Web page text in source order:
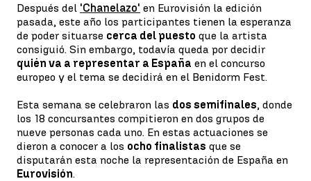
Después del 'Chanelazo' en Eurovisión la edición
pasada, este año los participantes tienen la esperanza
de poder situarse cerca del puesto que la artista
consiguió. Sin embargo, todavía queda por decidir
quién va a representar a España en el concurso
europeo y el tema se decidirá en el Benidorm Fest.
Esta semana se celebraron las dos semifinales, donde
los 18 concursantes compitieron en dos grupos de
nueve personas cada uno. En estas actuaciones se
dieron a conocer a los ocho finalistas que se
disputarán esta noche la representación de España en
Eurovisión.